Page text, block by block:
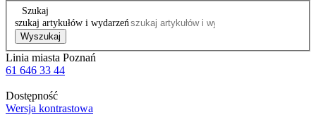
Szukaj
szukaj artykułów i wydarzeń
Wyszukaj
Linia miasta Poznań
61 646 33 44
Dostępność
Wersja kontrastowa